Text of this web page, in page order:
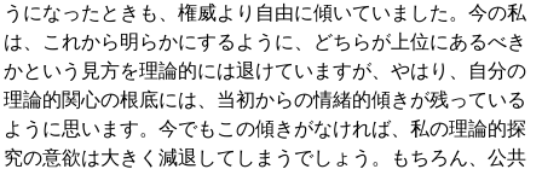
うになったときも、権威より自由に傾いていました。今の私
は、これから明らかにするように、どちらが上位にあるべき
かという見方を理論的には退けていますが、やはり、自分の
理論的関心の根底には、当初からの情緒的傾きが残っている
ように思います。今でもこの傾きがなければ、私の理論的探
究の意欲は大きく減退してしまうでしょう。もちろん、公共